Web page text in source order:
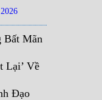
Bất Mãn
Lại’ Về
Đạo